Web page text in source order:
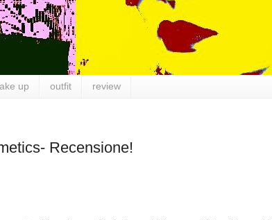
up outfit review
Recensione!